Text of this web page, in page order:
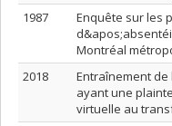
1987
Enquête sur les
Montréal
2018
Entraînement
ayant une
virtuelle au